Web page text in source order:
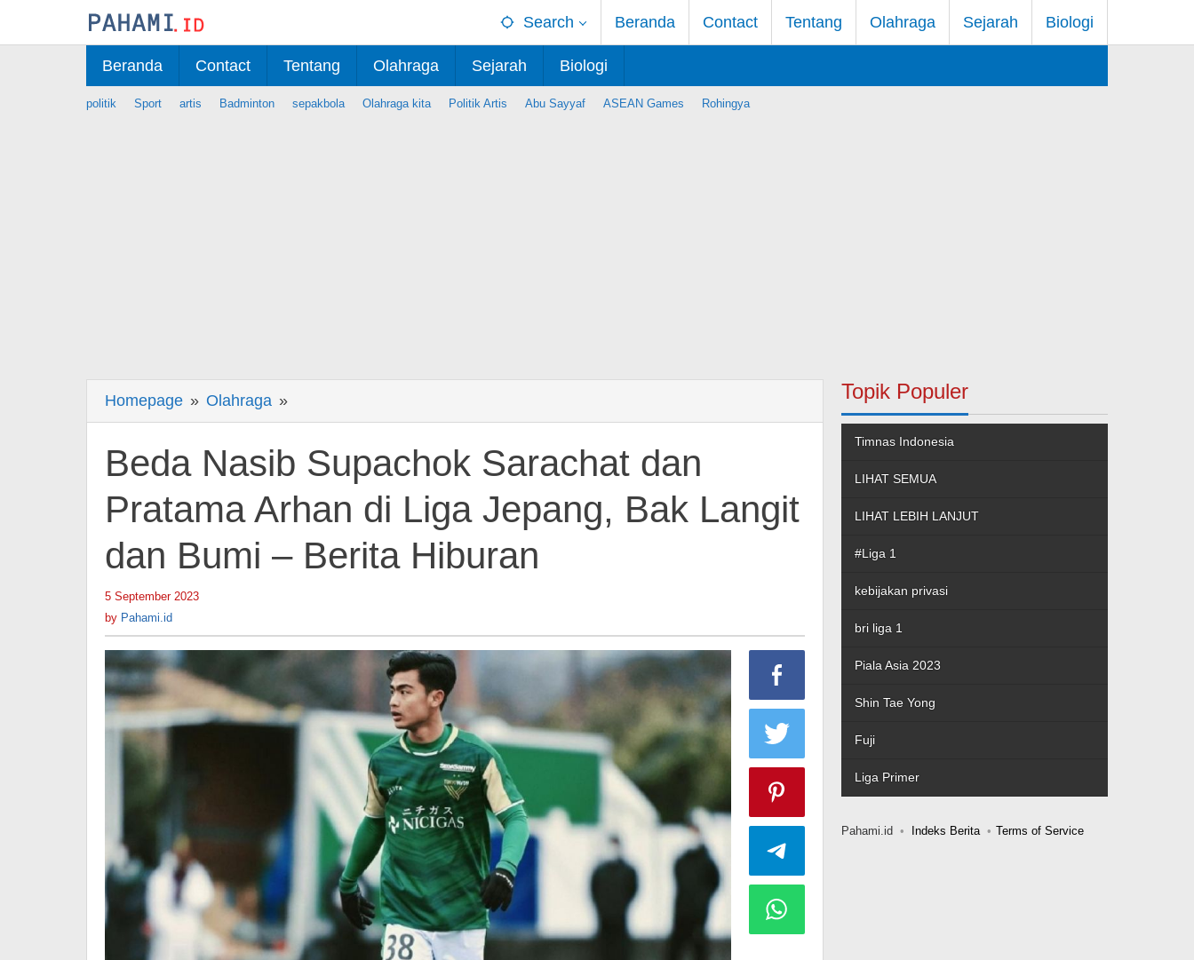
Search Beranda Contact Tentang Olahraga Sejarah Biologi
Beranda Contact Tentang Olahraga Sejarah Biologi
politik Sport artis Badminton sepakbola Olahraga kita Politik Artis Abu Sayyaf ASEAN Games Rohingya
Homepage » Olahraga »
Nasib
Supachok
Sarachat
dan
Pratama
Arhan
Bak
Langit
Bumi
Berita
Hiburan
Beda Nasib Supachok Sarachat dan
Pratama Arhan di Liga Jepang, Bak Langit
dan Bumi – Berita Hiburan
5 September 2023
by Pahami.id
Topik Populer
Timnas Indonesia
LIHAT SEMUA
LIHAT LEBIH LANJUT
#Liga 1
kebijakan privasi
bri liga 1
Piala Asia 2023
Shin Tae Yong
Fuji
Liga Primer
Pahami.id Indeks Berita Terms of Service